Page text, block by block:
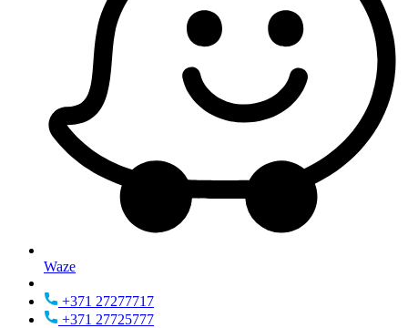
Waze
+371 27277717
+371 27725777